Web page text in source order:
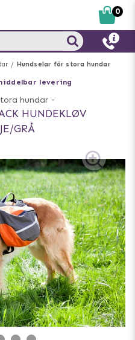
Hundselar för stora hundar
levering
hundar -
HUNDEKLØV
GRÅ
0